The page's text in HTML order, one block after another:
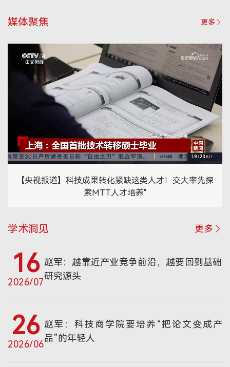
媒体聚焦 更多
【央视报道】科技成果转化紧缺这类人才！交大率先探
索MTT人才培养"
学术洞见 更多
16
2026/07
赵军：越靠近产业竞争前沿，越要回到基础
研究源头
26
2026/06
赵军：科技商学院要培养“把论文变成产
品”的年轻人